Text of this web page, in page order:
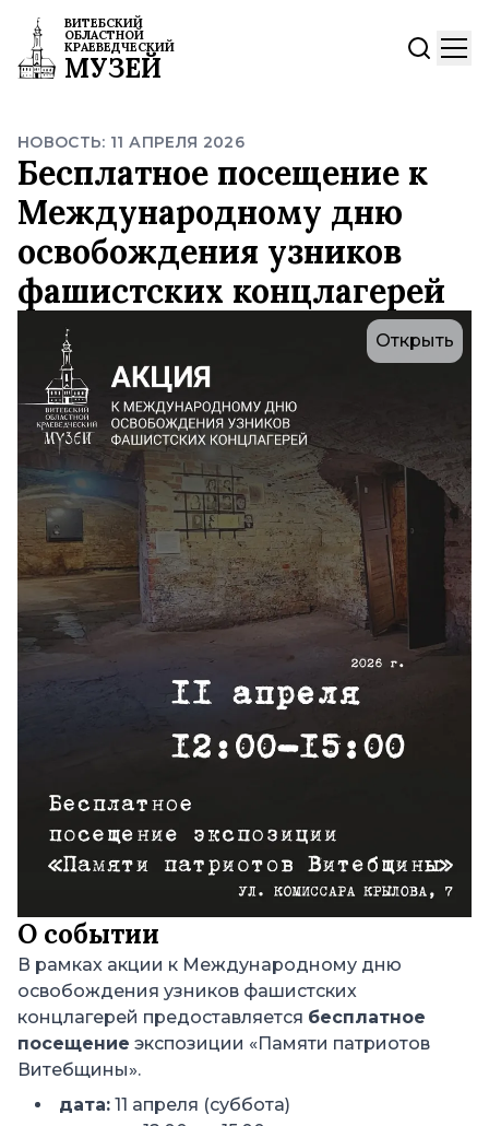
ВИТЕБСКИЙ
ОБЛАСТНОЙ
КРАЕВЕДЧЕСКИЙ
МУЗЕЙ
НОВОСТЬ: 11 АПРЕЛЯ 2026
Бесплатное посещение к
Международному дню
освобождения узников
фашистских концлагерей
Открыть
О событии
В рамках акции к Международному дню
освобождения узников фашистских
концлагерей предоставляется бесплатное
посещение экспозиции «Памяти патриотов
Витебщины».
дата: 11 апреля (суббота)